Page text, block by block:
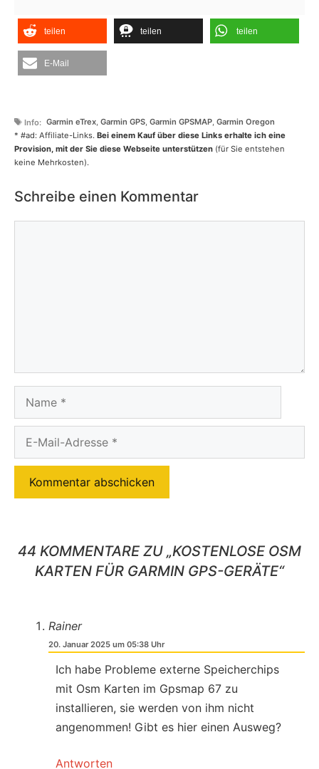
teilen teilen teilen
E-Mail
Schlagwörter
Garmin eTrex, Garmin GPS, Garmin GPSMAP, Garmin Oregon
* #ad: Affiliate-Links. Bei einem Kauf über diese Links erhalte ich eine
Provision, mit der Sie diese Webseite unterstützen (für Sie entstehen
keine Mehrkosten).
Schreibe einen Kommentar
Name
44 KOMMENTARE ZU „KOSTENLOSE OSM
KARTEN FÜR GARMIN GPS-GERÄTE“
Rainer
20. Januar 2025 um 05:38 Uhr
Ich habe Probleme externe Speicherchips
mit Osm Karten im Gpsmap 67 zu
installieren, sie werden von ihm nicht
angenommen! Gibt es hier einen Ausweg?
Antworten